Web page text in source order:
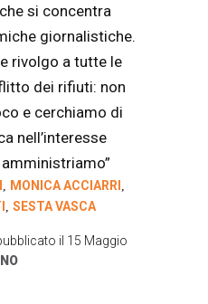
si concentra
giornalistiche.
rivolgo a tutte le
dei rifiuti: non
e cerchiamo di
nell’interesse
MONICA ACCIARRI
SESTA VASCA
il 15 Maggio